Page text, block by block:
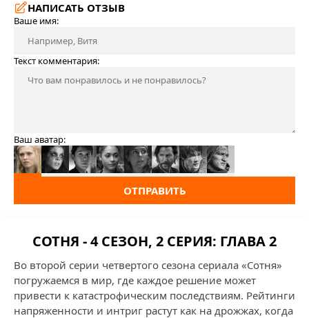
НАПИСАТЬ ОТЗЫВ
Ваше имя:
Текст комментария:
Ваш аватар:
ОТПРАВИТЬ
СОТНЯ - 4 СЕЗОН, 2 СЕРИЯ: ГЛАВА 2
Во второй серии четвертого сезона сериала «Сотня»
погружаемся в мир, где каждое решение может
привести к катастрофическим последствиям. Рейтинги
напряженности и интриг растут как на дрожжах, когда